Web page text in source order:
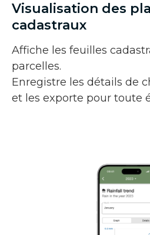
Visualisation des
cadastraux
Affiche les feuilles
parcelles.
Enregistre les détails de
et les exporte pour toute